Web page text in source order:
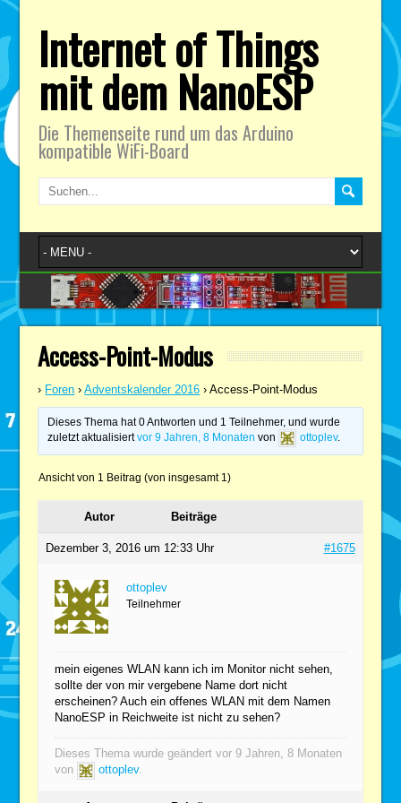
Internet of Things
mit dem NanoESP
Die Themenseite rund um das Arduino
kompatible WiFi-Board
Access-Point-Modus
› Foren › Adventskalender 2016 › Access-Point-Modus
Dieses Thema hat 0 Antworten und 1 Teilnehmer, und wurde
zuletzt aktualisiertvor 9 Jahren, 8 Monaten von ottoplev.
Ansicht von 1 Beitrag (von insgesamt 1)
Autor Beiträge
Dezember 3, 2016 um 12:33 Uhr #1675
ottoplev
Teilnehmer
mein eigenes WLAN kann ich im Monitor nicht sehen,
sollte der von mir vergebene Name dort nicht
erscheinen? Auch ein offenes WLAN mit dem Namen
NanoESP in Reichweite ist nicht zu sehen?
Dieses Thema wurde geändert vor 9 Jahren, 8 Monaten
von
ottoplev.